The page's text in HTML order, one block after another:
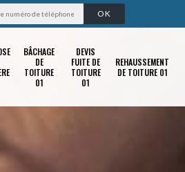
BÂCHAGE
DE
TOITURE
01
DEVIS
FUITE DE
TOITURE
01
REHAUSSEMENT
DE TOITURE 01